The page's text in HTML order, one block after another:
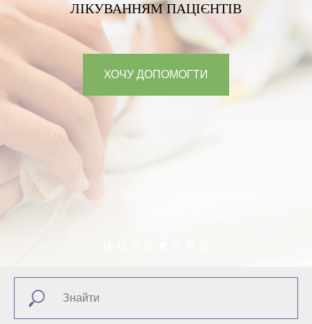
ЛІКУВАННЯМ ПАЦІЄНТІВ
ХОЧУ ДОПОМОГТИ